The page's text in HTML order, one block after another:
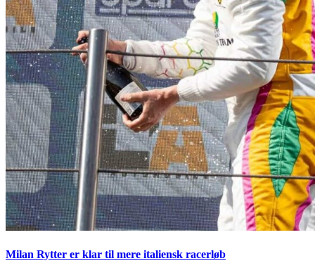
Milan Rytter er klar til mere italiensk racerløb